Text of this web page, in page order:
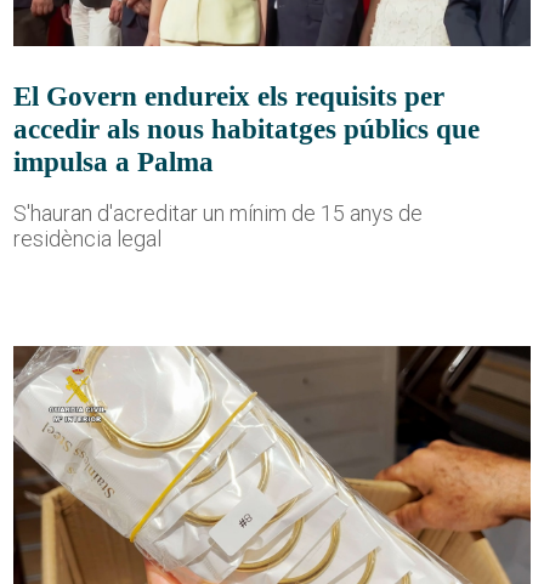
El Govern endureix els requisits per
accedir als nous habitatges públics que
impulsa a Palma
S'hauran d'acreditar un mínim de 15 anys de
residència legal